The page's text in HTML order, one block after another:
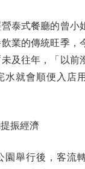
式餐廳的曾小
業的傳統旺季，
及往年，「以前
水就會順便入店
振經濟
舉行後，客流